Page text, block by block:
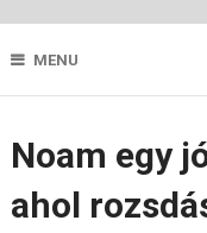
MENU
Noam egy
ahol